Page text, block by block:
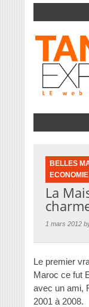
BELLES
ECONOMIE
La
1 mars 2012
Le premier
Maroc ce fut
avec un ami,
2001 à 2008.